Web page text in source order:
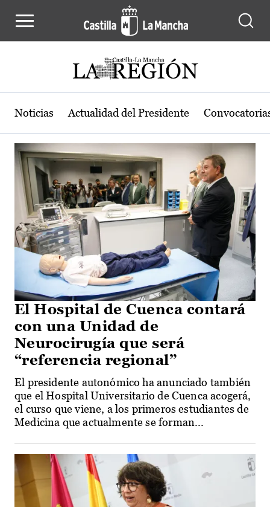
Actualidad de la región de Castilla-
Noticias Actualidad del Presidente
El Hospital de Cuenca contará
con una Unidad de
Neurocirugía que será
“referencia regional”
El presidente autonómico ha anunciado también
que el Hospital Universitario de Cuenca acogerá,
el curso que viene, a los primeros estudiantes de
Medicina que actualmente se forman...